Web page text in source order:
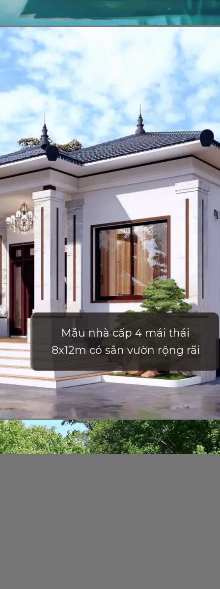
Đang mở
Mẫu nhà cấp 4 mái thái
8x12m có sân vườn rộng rãi
Đang mở https://vietnamxua.edu.vn/nha-vuon-dep-gia-re